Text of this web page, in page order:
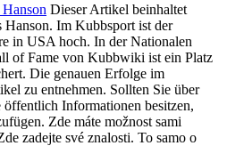
Dieser Artikel beinhaltet
Hanson. Im Kubbsport ist der
in USA hoch. In der Nationalen
of Fame von Kubbwiki ist ein Platz
Die genauen Erfolge im
zu entnehmen. Sollten Sie über
Informationen besitzen,
Zde máte možnost sami
zadejte své znalosti. To samo o